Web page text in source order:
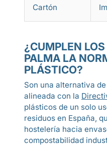
Cartón
¿CUMPLEN
PALMA LA
PLÁSTICO?
Son una alternativa
alineada con la
plásticos de un solo
residuos en España,
hostelería hacia
compostabilidad